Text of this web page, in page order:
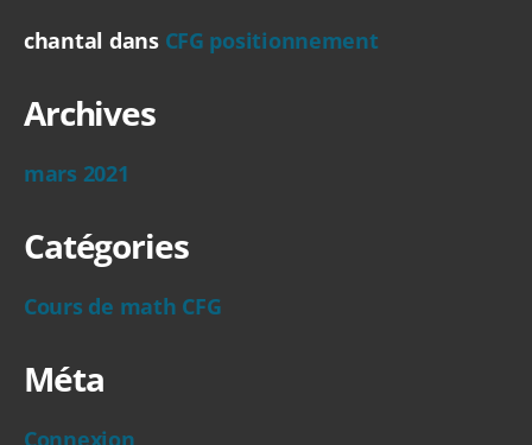
chantal dans CFG positionnement
Archives
mars 2021
Catégories
Cours de math CFG
Méta
Connexion